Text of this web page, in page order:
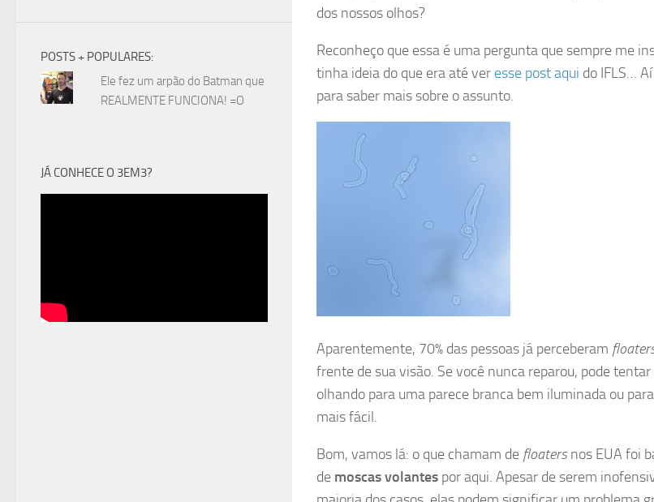
dos nossos olhos?
Reconheço que essa é uma pergunta que sempre me
tinha ideia do que era até ver esse post aqui do IFLS…
para saber mais sobre o assunto.
Aparentemente, 70% das pessoas já perceberam
frente de sua visão. Se você nunca reparou, pode
olhando para uma parece branca bem iluminada ou
mais fácil.
Bom, vamos lá: o que chamam de floatersnos EUA foi
de moscas volantes por aqui. Apesar de serem
POSTS + POPULARES:
Ele fez um arpão do Batman que
REALMENTE FUNCIONA! =O
JÁ CONHECE O 3EM3?